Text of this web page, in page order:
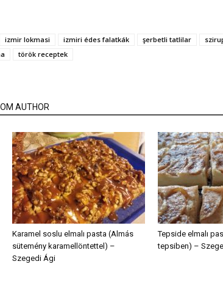
izmir lokmasi izmiri édes falatkák şerbetli tatlilar
török receptek
AUTHOR
Karamel soslu elmalı pasta (Almás
sütemény karamellöntettel) –
Szegedi Ági
Tepside elmalı
tepsiben) –